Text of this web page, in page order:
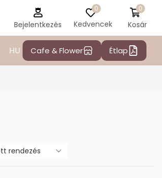
Bejelentkezés
0
Kedvencek
0
Kosár
HU Cafe & Flower Étlap